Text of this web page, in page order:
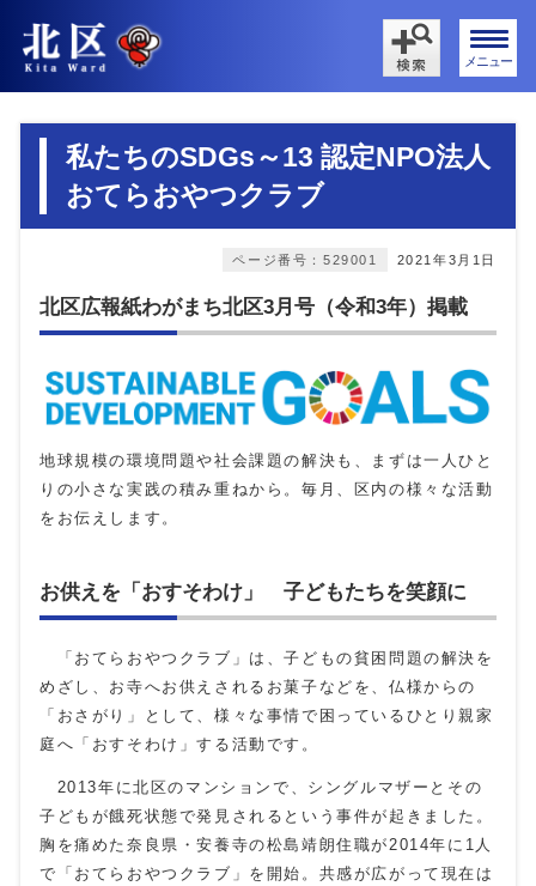
メニュー
私たちのSDGs～13 認定NPO法人
おてらおやつクラブ
2021年3月1日
ページ番号：529001
北区広報紙わがまち北区3月号（令和3年）掲載
地球規模の環境問題や社会課題の解決も、まずは一人ひと
りの小さな実践の積み重ねから。毎月、区内の様々な活動
をお伝えします。
お供えを「おすそわけ」 子どもたちを笑顔に
「おてらおやつクラブ」は、子どもの貧困問題の解決を
めざし、お寺へお供えされるお菓子などを、仏様からの
「おさがり」として、様々な事情で困っているひとり親家
庭へ「おすそわけ」する活動です。
2013年に北区のマンションで、シングルマザーとその
子どもが餓死状態で発見されるという事件が起きました。
胸を痛めた奈良県・安養寺の松島靖朗住職が2014年に1人
で「おてらおやつクラブ」を開始。共感が広がって現在は